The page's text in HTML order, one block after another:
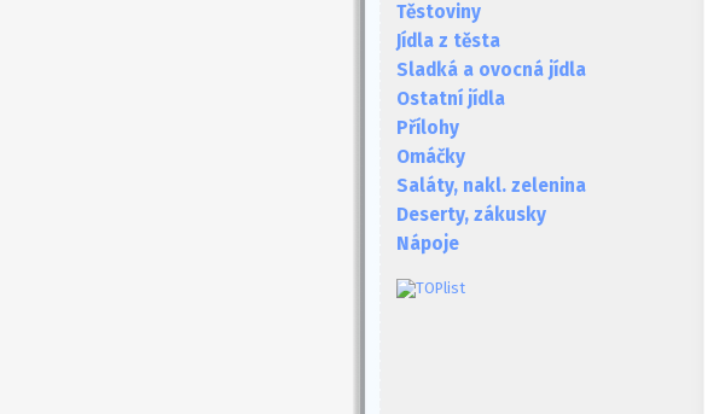
Těstoviny
Jídla z těsta
Sladká a ovocná jídla
Ostatní jídla
Přílohy
Omáčky
Saláty, nakl. zelenina
Deserty, zákusky
Nápoje